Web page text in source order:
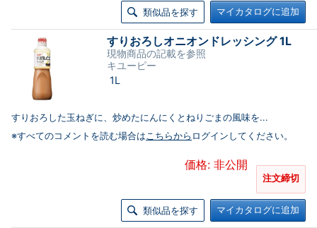
類似品を探す マイカタログに追加
すりおろしオニオンドレッシング 1L
現物商品の記載を参照
キユーピー
1L
すりおろした玉ねぎに、炒めたにんにくとねりごまの風味を...
※すべてのコメントを読む場合はこちらから ログインしてください。
価格: 非公開
注文締切
類似品を探す マイカタログに追加